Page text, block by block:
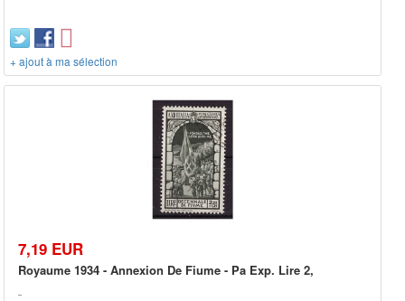
+ ajout à ma sélection
7,19 EUR
Royaume 1934 - Annexion De Fiume - Pa Exp. Lire 2,